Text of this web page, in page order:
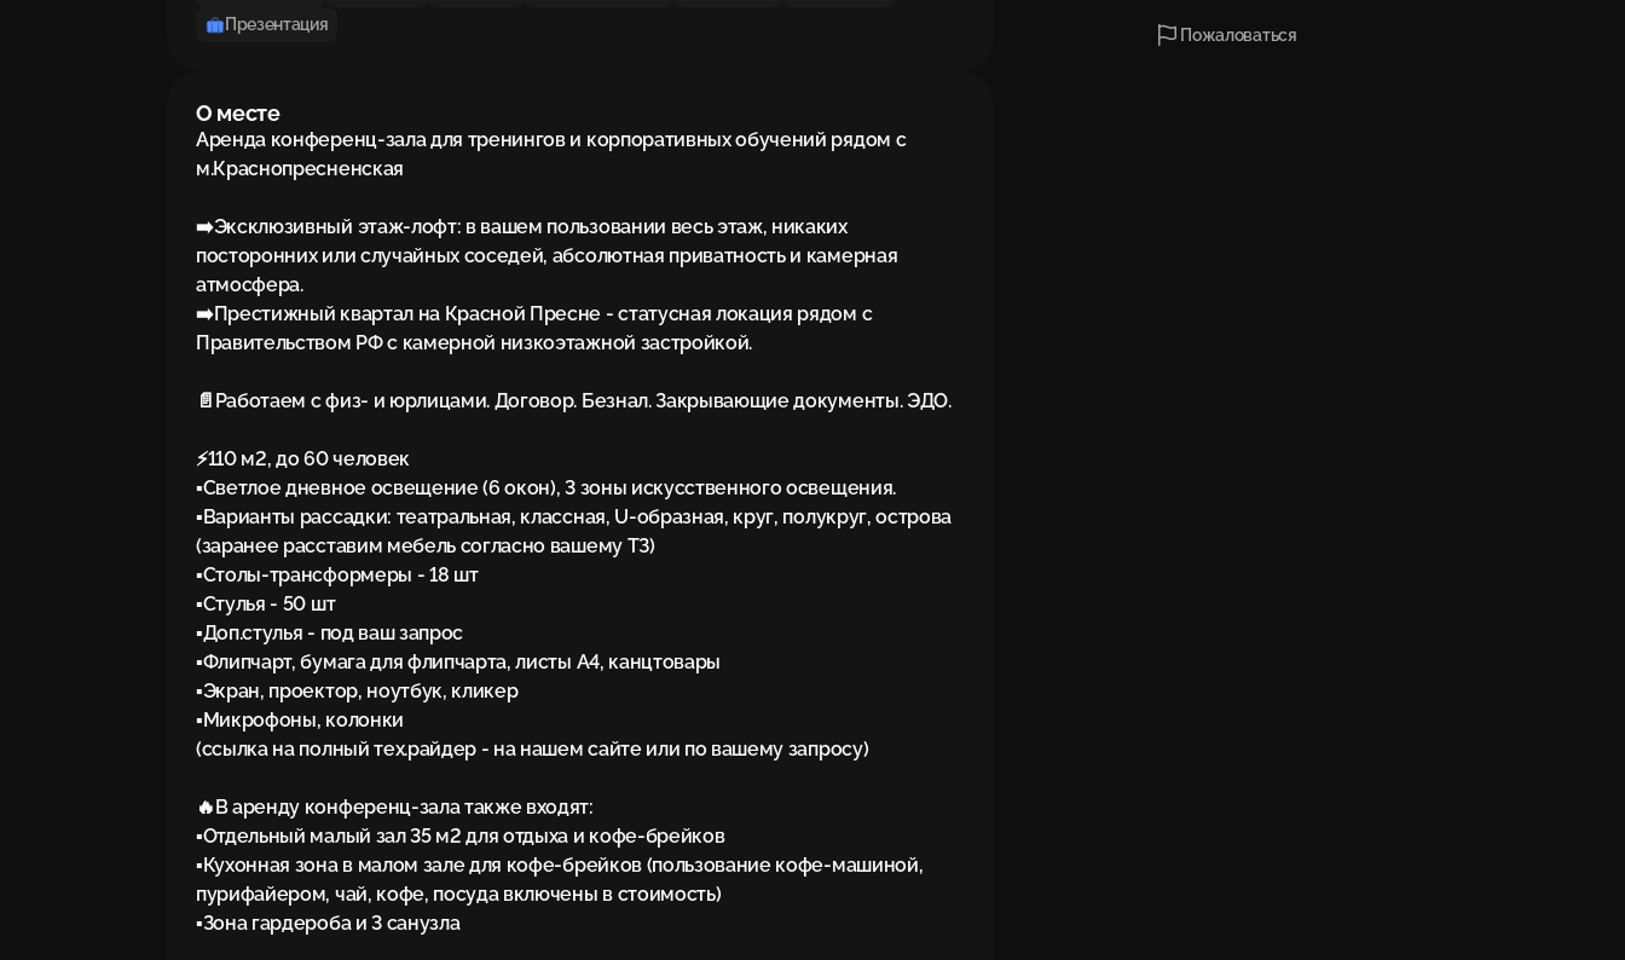
Презентация
О месте
Аренда конференц-зала для тренингов и корпоративных обучений рядом с
м.Краснопресненская
➡️Эксклюзивный этаж-лофт: в вашем пользовании весь этаж, никаких
посторонних или случайных соседей, абсолютная приватность и камерная
атмосфера.
➡️Престижный квартал на Красной Пресне - статусная локация рядом с
Правительством РФ с камерной низкоэтажной застройкой.
📄Работаем с физ- и юрлицами. Договор. Безнал. Закрывающие документы. ЭДО.
⚡️110 м2, до 60 человек
▪️Светлое дневное освещение (6 окон), 3 зоны искусственного освещения.
▪️Варианты рассадки: театральная, классная, U-образная, круг, полукруг, острова
(заранее расставим мебель согласно вашему ТЗ)
▪️Столы-трансформеры - 18 шт
▪️Стулья - 50 шт
▪️Доп.стулья - под ваш запрос
▪️Флипчарт, бумага для флипчарта, листы А4, канцтовары
▪️Экран, проектор, ноутбук, кликер
▪️Микрофоны, колонки
(ссылка на полный тех.райдер - на нашем сайте или по вашему запросу)
🔥В аренду конференц-зала также входят:
▪️Отдельный малый зал 35 м2 для отдыха и кофе-брейков
▪️Кухонная зона в малом зале для кофе-брейков (пользование кофе-машиной,
пурифайером, чай, кофе, посуда включены в стоимость)
▪️Зона гардероба и 3 санузла
Пожаловаться